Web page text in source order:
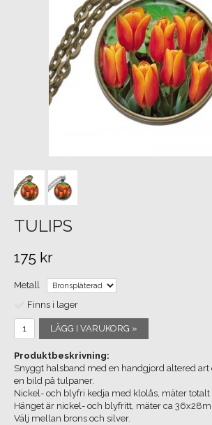
TULIPS
175 kr
Metall
Finns i lager
LÄGG I VARUKORG »
Produktbeskrivning:
Snyggt halsband med en handgjord altered
en bild på tulpaner.
Nickel- och blyfri kedja med klolås, mäter totalt
Hänget är nickel- och blyfritt, mäter ca
Välj mellan brons och silver.